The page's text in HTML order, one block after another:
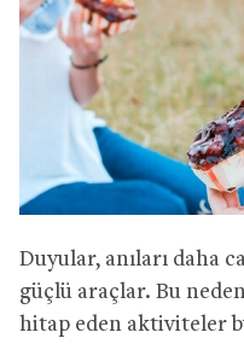
Duyular, anıları daha
güçlü araçlar. Bu
hitap eden aktiviteler